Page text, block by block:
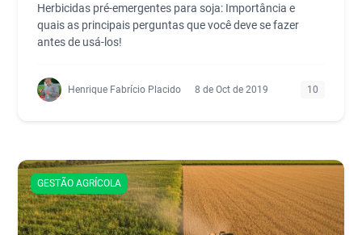
Herbicidas pré-emergentes para soja: Importância e
quais as principais perguntas que você deve se fazer
antes de usá-los!
Henrique Fabrício Placido 8 de Oct de 2019 10
GESTÃO AGRÍCOLA